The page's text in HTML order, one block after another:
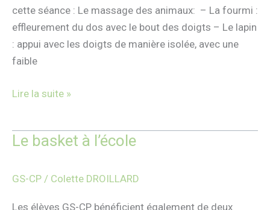
cette séance : Le massage des animaux: – La fourmi :
effleurement du dos avec le bout des doigts – Le lapin
: appui avec les doigts de manière isolée, avec une
faible
Lire la suite »
Le basket à l’école
GS-CP / Colette DROILLARD
Les élèves GS-CP bénéficient également de deux
Le
à